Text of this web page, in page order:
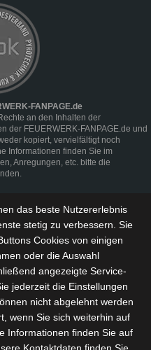
FANPAGE.de
an den Inhalten der
der FEUERWERK-FANPAGE.de und
kopiert, vervielfältigt noch
Informationen finden Sie im
Anregungen, etc. bitte die
das beste Nutzererlebnis
stetig zu verbessern . Sie
Cookies von einigen
oder die Auswahl
angezeigte Service-
jederzeit die Einstellungen
nicht abgelehnt werden
wenn Sie sich weiterhin auf
Informationen finden Sie auf
Kontaktdaten finden Sie